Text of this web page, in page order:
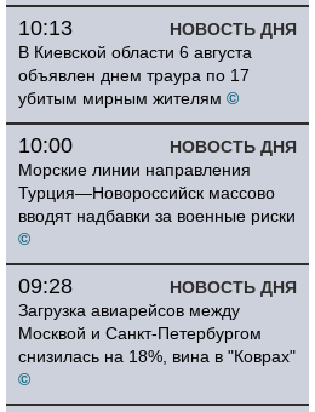
НОВОСТЬ ДНЯ
10:13
В Киевской области 6 августа
объявлен днем траура по 17
убитым мирным жителям ©
НОВОСТЬ ДНЯ
10:00
Морские линии направления
Турция—Новороссийск массово
вводят надбавки за военные риски
©
НОВОСТЬ ДНЯ
09:28
Загрузка авиарейсов между
Москвой и Санкт-Петербургом
снизилась на 18%, вина в "Коврах"
©